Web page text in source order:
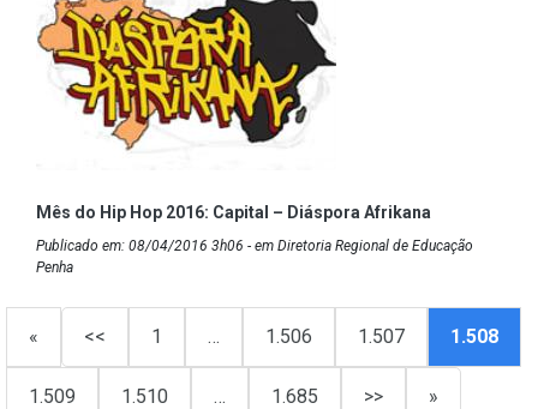
Mês do Hip Hop 2016: Capital – Diáspora Afrikana
Publicado em: 08/04/2016 3h06 - em Diretoria Regional de Educação
Penha
« << 1 … 1.506 1.507 1.508
1.509 1.510 … 1.685 >> »